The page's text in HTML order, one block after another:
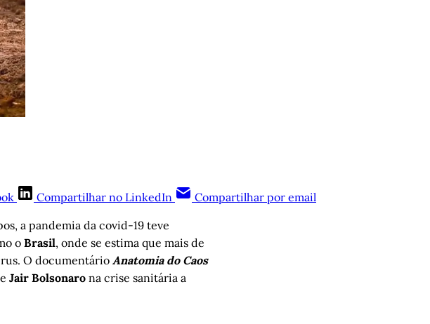
Compartilhar no LinkedIn Compartilhar por email
a pandemia da covid-19 teve
oBrasil, onde se estima que mais de
O documentário Anatomia do Caos
Jair Bolsonaro na crise sanitária a